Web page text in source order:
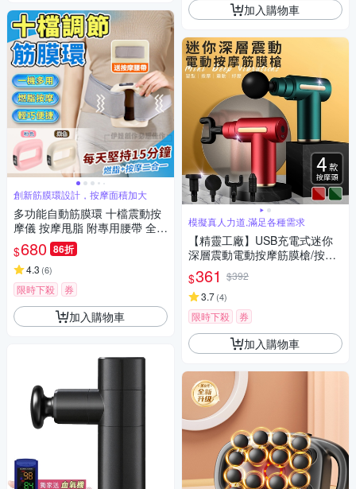
創新筋膜環設計，按摩面積加大
多功能自動筋膜環 十檔震動按
摩儀 按摩甩脂 附專用腰帶 全身
通用 深度舒緩 直擊筋膜
$680 86折
4.3 (6)
限時下殺 券
加入購物車
加入購物車
模擬真人力道,滿足各種需求
【精靈工廠】USB充電式迷你
深層震動電動按摩筋膜槍/按摩
器/顏色隨機(S0123)
$361 $392
3.7(4)
限時下殺 券
加入購物車